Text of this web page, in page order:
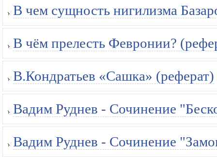
В чем сущность нигилизма
В чём прелесть Февронии?
В.Кондратьев «Сашка» (реферат)
Вадим Руднев - Сочинение
Вадим Руднев - Сочинение